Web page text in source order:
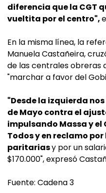
diferencia que la CGT
vueltita por el centro",
En la misma línea, la
Manuela Castañeira,
de las centrales obreras
"marchar a favor del
"Desde la izquierda
de Mayo contra el
impulsando Massa y el
Todos y en reclamo
paritariasy por un
$170.000", expresó
Fuente: Cadena 3